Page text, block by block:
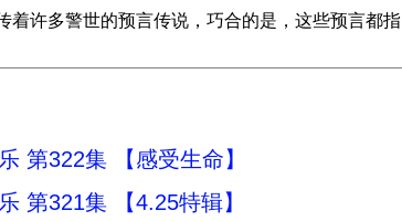
着许多警世的预言传说，巧合的是，这些预言都指
第322集 【感受生命】
第321集 【4.25特辑】